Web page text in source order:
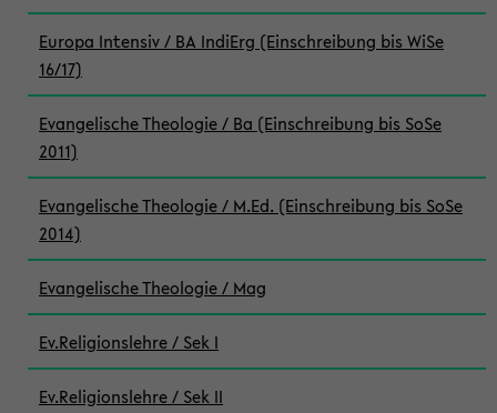
Europa Intensiv / BA IndiErg (Einschreibung bis WiSe
16/17)
Evangelische Theologie / Ba (Einschreibung bis SoSe
2011)
Evangelische Theologie / M.Ed. (Einschreibung bis SoSe
2014)
Evangelische Theologie / Mag
Ev.Religionslehre / Sek I
Ev.Religionslehre / Sek II